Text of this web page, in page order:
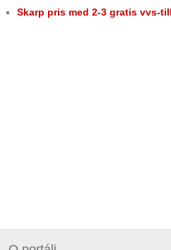
Skarp pris med 2-3 gratis vvs-